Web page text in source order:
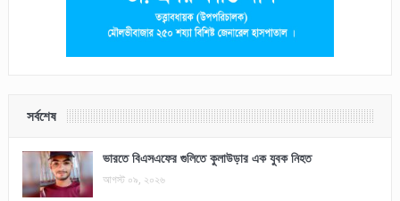
সর্বশেষ
ভারতে বিএসএফের গুলিতে কুলাউড়ার এক যুবক নিহত
আগস্ট ০৯, ২০২৬